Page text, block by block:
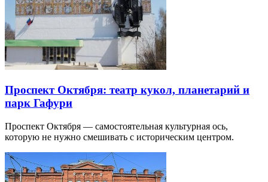
Проспект Октября: театр кукол, планетарий и
парк Гафури
Проспект Октября — самостоятельная культурная ось,
которую не нужно смешивать с историческим центром.